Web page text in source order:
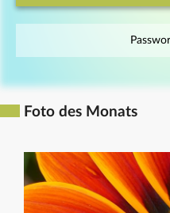
Foto des Monats